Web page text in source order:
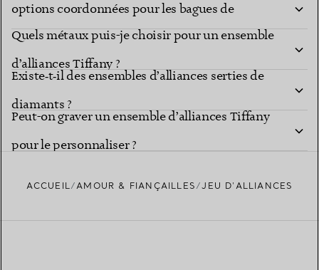
options coordonnées pour les bagues de
fiançailles et les alliances ?
Quels métaux puis-je choisir pour un ensemble
d’alliances Tiffany ?
Existe‑t‑il des ensembles d’alliances serties de
diamants ?
Peut-on graver un ensemble d’alliances Tiffany
pour le personnaliser ?
ACCUEIL AMOUR & FIANÇAILLES JEU D'ALLIANCES